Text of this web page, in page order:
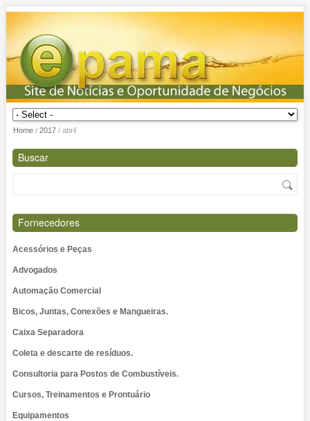
Home/ 2017/ abril
Buscar
Fornecedores
Acessórios e Peças
Advogados
Automação Comercial
Bicos, Juntas, Conexões e Mangueiras.
Caixa Separadora
Coleta e descarte de resíduos.
Consultoria para Postos de Combustíveis.
Cursos, Treinamentos e Prontuário
Equipamentos